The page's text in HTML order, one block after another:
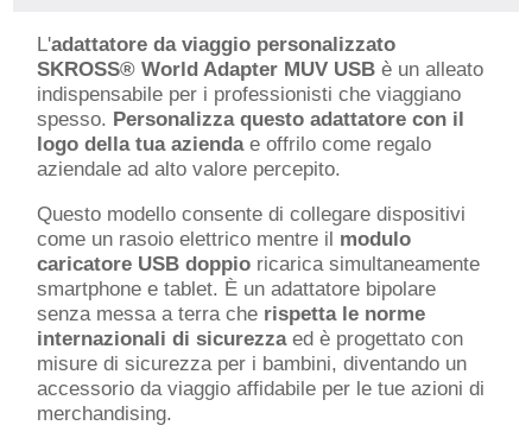
L'adattatore da viaggio personalizzato
SKROSS® World Adapter MUV USB è un alleato
indispensabile per i professionisti che viaggiano
spesso. Personalizza questo adattatore con il
logo della tua aziendae offrilo come regalo
aziendale ad alto valore percepito.
Questo modello consente di collegare dispositivi
come un rasoio elettrico mentre il modulo
caricatore USB doppio ricarica simultaneamente
smartphone e tablet. È un adattatore bipolare
senza messa a terra che rispetta le norme
internazionali di sicurezzaed è progettato con
misure di sicurezza per i bambini, diventando un
accessorio da viaggio affidabile per le tue azioni di
merchandising.